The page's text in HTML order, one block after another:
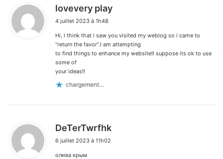
lovevery play
:
4 juillet 2023 à 1h48
Hi, i think that i saw you visited my weblog so i came to
“return the favor”.I am attempting
to find things to enhance my website!I suppose its ok to use
some of
your ideas!!
chargement…
DeTerTwrfhk
6 juillet 2023 à 11h02
олива крым